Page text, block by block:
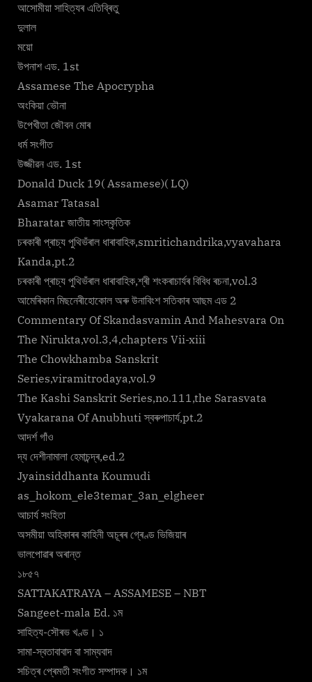
আসোমীয়া সাহিত্যৰ এতিব্ৰিতু
দুলাল
ময়ো
উপনাশ এড. 1st
Assamese The Apocrypha
অংকিয়া ভৌনা
উপেখীতা জৌবন মোৰ
ধৰ্ম সংগীত
উজ্জীৱন এড. 1st
Donald Duck 19( Assamese)( LQ)
Asamar Tatasal
Bharatar জাতীয় সাংস্কৃতিক
চৰকাৰী প্ৰাচ্য পুথিভঁৰাল ধাৰাবাহিক,smritichandrika,vyavahara
Kanda,pt.2
চৰকাৰী প্ৰাচ্য পুথিভঁৰাল ধাৰাবাহিক,শ্ৰী শংকৰাচাৰ্যৰ বিবিধ ৰচনা,vol.3
আমেৰিকান মিছনেৰীহোকোল অৰু উনাবিংশ সতিকাৰ আছম এড 2
Commentary Of Skandasvamin And Mahesvara On
The Nirukta,vol.3,4,chapters Vii-xiii
The Chowkhamba Sanskrit
Series,viramitrodaya,vol.9
The Kashi Sanskrit Series,no.111,the Sarasvata
Vyakarana Of Anubhuti স্বৰুপাচাৰ্য,pt.2
আদৰ্শ গাঁও
দ্য দেশীনামালা হেমাচন্দ্ৰ,ed.2
Jyainsiddhanta Koumudi
as_hokom_ele3temar_3an_elgheer
আচাৰ্য সংহিতা
অসমীয়া অহিকাৰৰ কাহিনী অচূৰৰ গ্ৰেণ্ড ভিজিয়াৰ
ভালপোৱাৰ অৰান্ত
১৮৫৭
SATTAKATRAYA – ASSAMESE – NBT
Sangeet-mala Ed. ১ম
সাহিত্য-সৌৰভ খণ্ড। ১
সামা-স্বতাবাবাদ বা সাম্যবাদ
সচিত্ৰ প্ৰেমতী সংগীত সম্পাদক। ১ম